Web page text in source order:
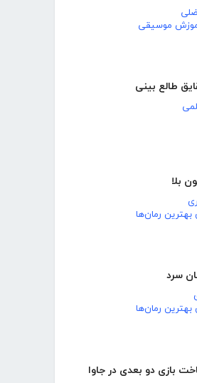
موسیقی
طالع بینی
بلا
بهترین رمان‌ها
سرد
بهترین رمان‌ها
بازی دو بعدی در جاوا